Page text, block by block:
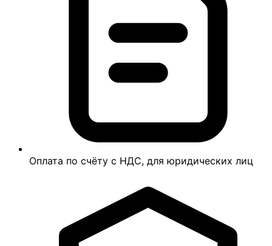
Оплата по счёту с НДС, для юридических лиц